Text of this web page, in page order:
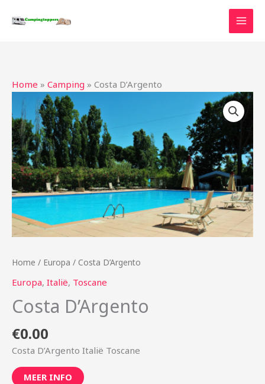
naar
Home » Camping » Costa D’Argento
Home / Europa / Costa D’Argento
Europa, Italië, Toscane
Costa D’Argento
€0.00
Costa D’Argento Italië Toscane
MEER INFO